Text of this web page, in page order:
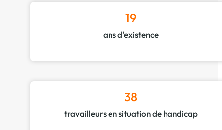
19
ans d'existence
38
travailleurs en situation de handicap